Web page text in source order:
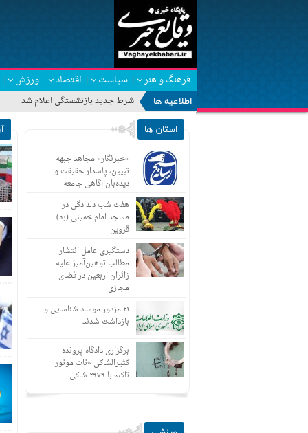
فرهنگ و هنر سیاست اقتصاد ورزش
اطلاعیه ها
شرط جدید بازنشستگی اعلام شد
استان ها
«خبرنگار» مجاهد جبهه
تبیین، پاسدار حقیقت و
دیده‌بان آگاهی جامعه
هفت شب دلدادگی در
مسجد امام خمینی (ره)
قزوین
دستگیری عامل انتشار
مطالب توهین‌آمیز علیه
زائران اربعین در فضای
مجازی
۲۱ مزدور موساد شناسایی و
بازداشت شدند
برگزاری دادگاه پرونده
کثیرالشاکی «تات موتور
تاک» با ۲۹۷۹ شاکی